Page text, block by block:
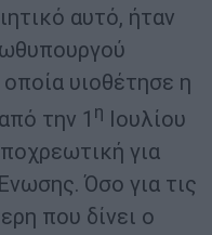
αυτό, ήταν
υιοθέτησε η
την 1 η Ιουλίου
για
Όσο για τις
που δίνει ο